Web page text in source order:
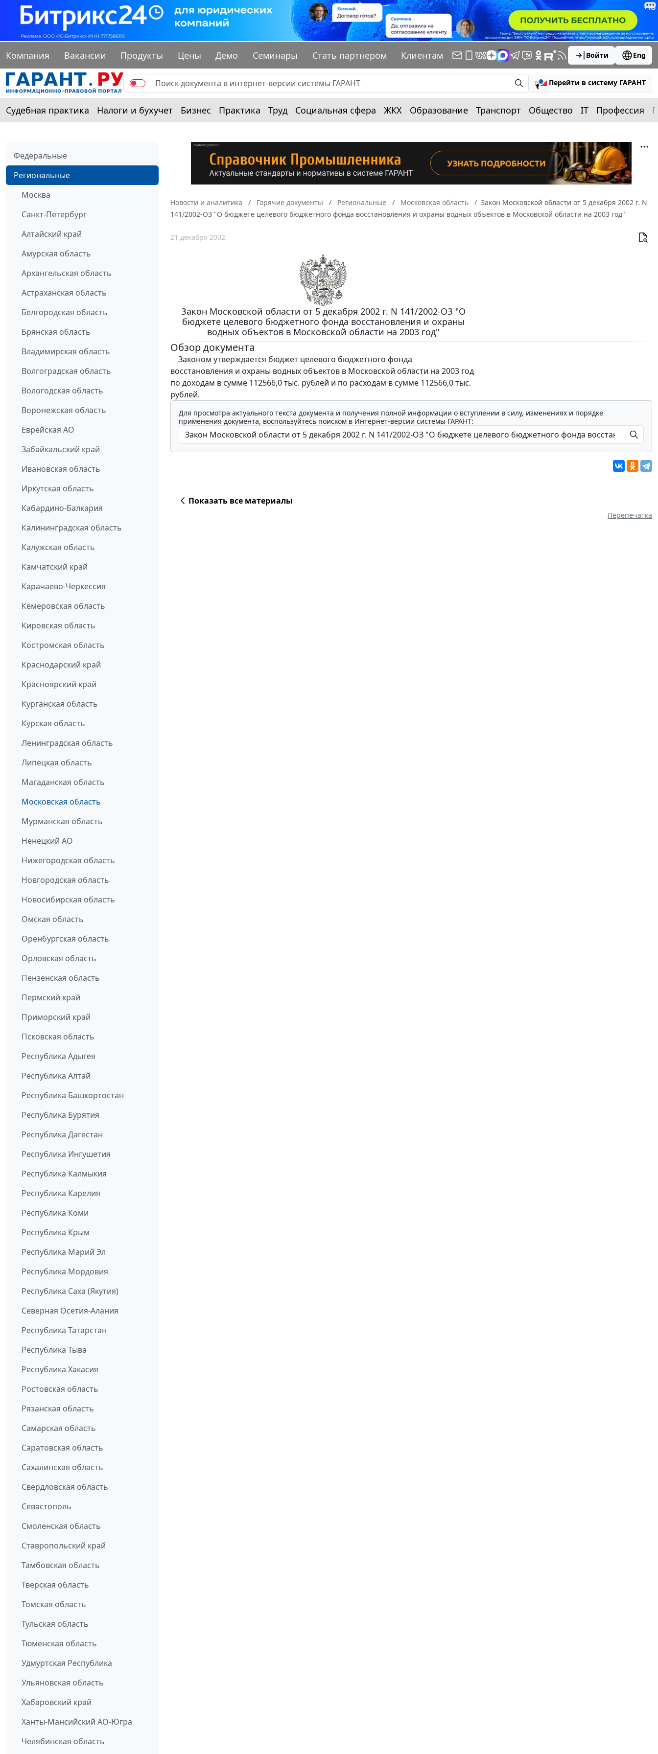
Компания Вакансии Продукты Цены Демо Семинары Стать партнером Клиентам Войти Eng
Перейти в систему ГАРАНТ
Судебная практика Налоги и бухучет Бизнес Практика Труд Социальная сфера ЖКХ Образование Транспорт Общество IT Профессия
Федеральные
Региональные
Москва
Санкт-Петербург
Алтайский край
Амурская область
Архангельская область
Астраханская область
Белгородская область
Брянская область
Владимирская область
Волгоградская область
Вологодская область
Воронежская область
Еврейская АО
Забайкальский край
Ивановская область
Иркутская область
Кабардино-Балкария
Калининградская область
Калужская область
Камчатский край
Карачаево-Черкессия
Кемеровская область
Кировская область
Костромская область
Краснодарский край
Красноярский край
Курганская область
Курская область
Ленинградская область
Липецкая область
Магаданская область
Московская область
Мурманская область
Ненецкий АО
Нижегородская область
Новгородская область
Новосибирская область
Омская область
Оренбургская область
Орловская область
Пензенская область
Пермский край
Приморский край
Псковская область
Республика Адыгея
Республика Алтай
Республика Башкортостан
Республика Бурятия
Республика Дагестан
Республика Ингушетия
Республика Калмыкия
Республика Карелия
Республика Коми
Республика Крым
Республика Марий Эл
Республика Мордовия
Республика Саха (Якутия)
Северная Осетия-Алания
Республика Татарстан
Республика Тыва
Республика Хакасия
Ростовская область
Рязанская область
Самарская область
Саратовская область
Сахалинская область
Свердловская область
Севастополь
Смоленская область
Ставропольский край
Тамбовская область
Тверская область
Томская область
Тульская область
Тюменская область
Удмуртская Республика
Ульяновская область
Хабаровский край
Ханты-Мансийский АО-Югра
Челябинская область
Новости и аналитика Горячие документы Региональные Московская область
Закон Московской области от 5 декабря 2002 г. N
141/2002-ОЗ "О бюджете целевого бюджетного фонда восстановления и охраны водных объектов в Московской области на 2003 год"
21 декабря 2002
Закон Московской области от 5 декабря 2002 г. N 141/2002-ОЗ "О
бюджете целевого бюджетного фонда восстановления и охраны
водных объектов в Московской области на 2003 год"
Обзор документа
Законом утверждается бюджет целевого бюджетного фонда
восстановления и охраны водных объектов в Московской области на 2003 год
по доходам в сумме 112566,0 тыс. рублей и по расходам в сумме 112566,0 тыс.
рублей.
Для просмотра актуального текста документа и получения полной информации о вступлении в силу, изменениях и порядке
применения документа, воспользуйтесь поиском в Интернет-версии системы ГАРАНТ:
Показать все материалы
Перепечатка